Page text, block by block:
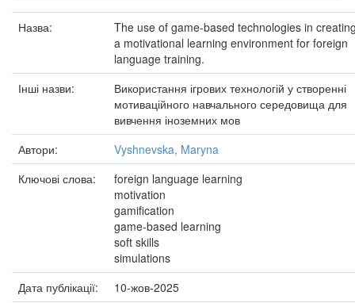
Назва:
The use of game-based technologies in
a motivational learning environment for foreign
language training.
Інші назви:
Використання ігрових технологій у створенні
мотиваційного навчального середовища для
вивчення іноземних мов
Автори:
Vyshnevska, Maryna
Ключові слова:
foreign language learning
motivation
gamification
game-based learning
soft skills
simulations
Дата публікації:
10-жов-2025